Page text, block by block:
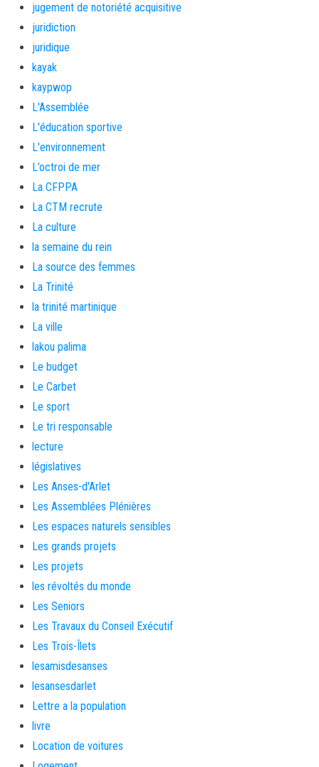
jugement de notoriété acquisitive
juridiction
juridique
kayak
kaypwop
L'Assemblée
L'éducation sportive
L'environnement
L’octroi de mer
La CFPPA
La CTM recrute
La culture
la semaine du rein
La source des femmes
La Trinité
la trinité martinique
La ville
lakou palima
Le budget
Le Carbet
Le sport
Le tri responsable
lecture
législatives
Les Anses-d'Arlet
Les Assemblées Plénières
Les espaces naturels sensibles
Les grands projets
Les projets
les révoltés du monde
Les Seniors
Les Travaux du Conseil Exécutif
Les Trois-Îlets
lesamisdesanses
lesansesdarlet
Lettre a la population
livre
Location de voitures